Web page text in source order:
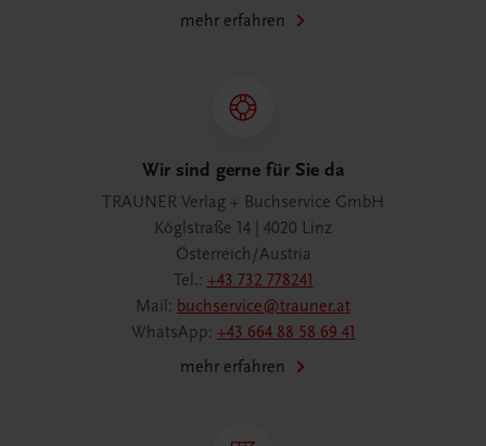
mehr erfahren
Wir sind gerne für Sie da
TRAUNER Verlag + Buchservice GmbH
Köglstraße 14 | 4020 Linz
Österreich/Austria
Tel.: +43 732 778241
Mail: buchservice@trauner.at
WhatsApp: +43 664 88 58 69 41
mehr erfahren